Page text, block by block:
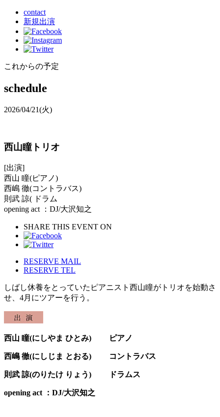
contact
新規出演
これからの予定
schedule
2026/04/21(火)
西山瞳トリオ
[出演]
西山 瞳(ピアノ)
⻄嶋 徹(コントラバス)
則武 諒( ドラム
opening act ：DJ/大沢知之
SHARE THIS EVENT ON
RESERVE MAIL
RESERVE TEL
しばし休養をとっていたピアニスト西山瞳がトリオを始動さ
せ、4月にツアーを行う。
西山 瞳(にしやま ひとみ) ピアノ
⻄嶋 徹(にしじま とおる) コントラバス
則武 諒(のりたけ りょう) ドラムス
opening act ：DJ/大沢知之